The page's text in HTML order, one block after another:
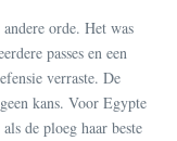
orde. Het was
passes en een
verraste. De
kans. Voor Egypte
de ploeg haar beste